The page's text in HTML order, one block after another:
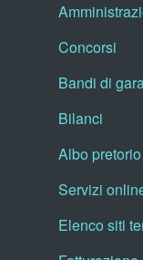
Concorsi
Bandi di
Bilanci
Albo pretorio
Servizi
Elenco siti